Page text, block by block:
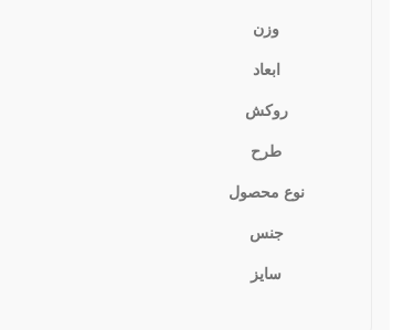
وزن
ابعاد
روکش
طرح
نوع محصول
جنس
سایز